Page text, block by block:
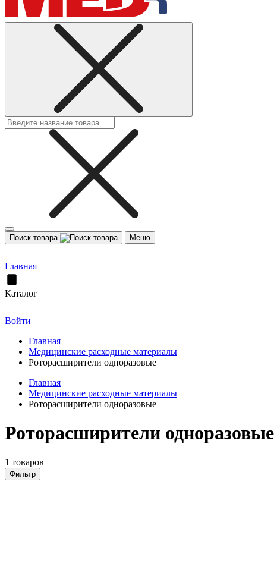
Поиск товара Меню
Главная
Каталог
Войти
Главная
Медицинские расходные материалы
Роторасширители одноразовые
Главная
Медицинские расходные материалы
Роторасширители одноразовые
Роторасширители
1 товаров
Фильтр